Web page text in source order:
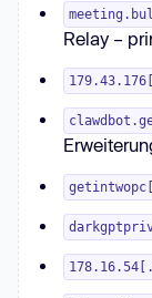
Relay –